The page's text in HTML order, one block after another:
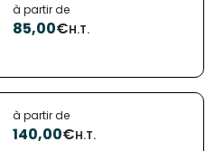
à partir de
85,00€H.T.
à partir de
140,00€H.T.